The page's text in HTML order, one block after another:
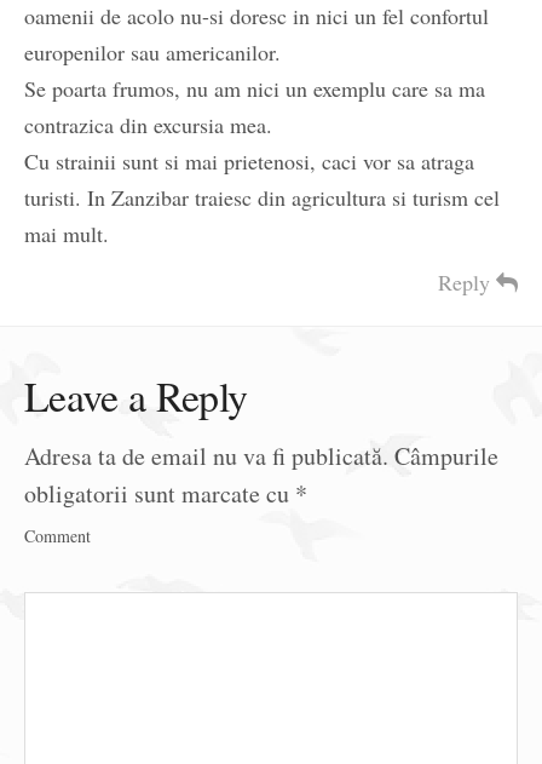
oamenii de acolo nu-si doresc in nici un fel confortul
europenilor sau americanilor.
Se poarta frumos, nu am nici un exemplu care sa ma
contrazica din excursia mea.
Cu strainii sunt si mai prietenosi, caci vor sa atraga
turisti. In Zanzibar traiesc din agricultura si turism cel
mai mult.
Reply
Leave a Reply
Adresa ta de email nu va fi publicată. Câmpurile
obligatorii sunt marcate cu *
Comment